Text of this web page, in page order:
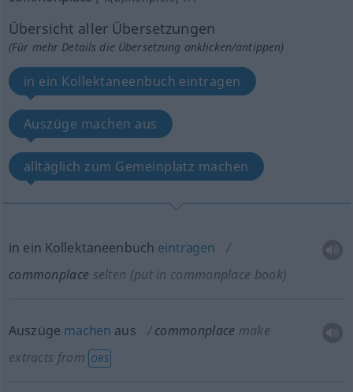
Übersicht aller Übersetzungen
(Für mehr Details die Übersetzung anklicken/antippen)
in ein Kollektaneenbuch eintragen
Auszüge machen aus
alltäglich zum Gemeinplatz machen
in ein Kollektaneenbuch eintragen
commonplace selten (put in commonplace book)
Auszüge machen aus commonplace make
extracts from OBS